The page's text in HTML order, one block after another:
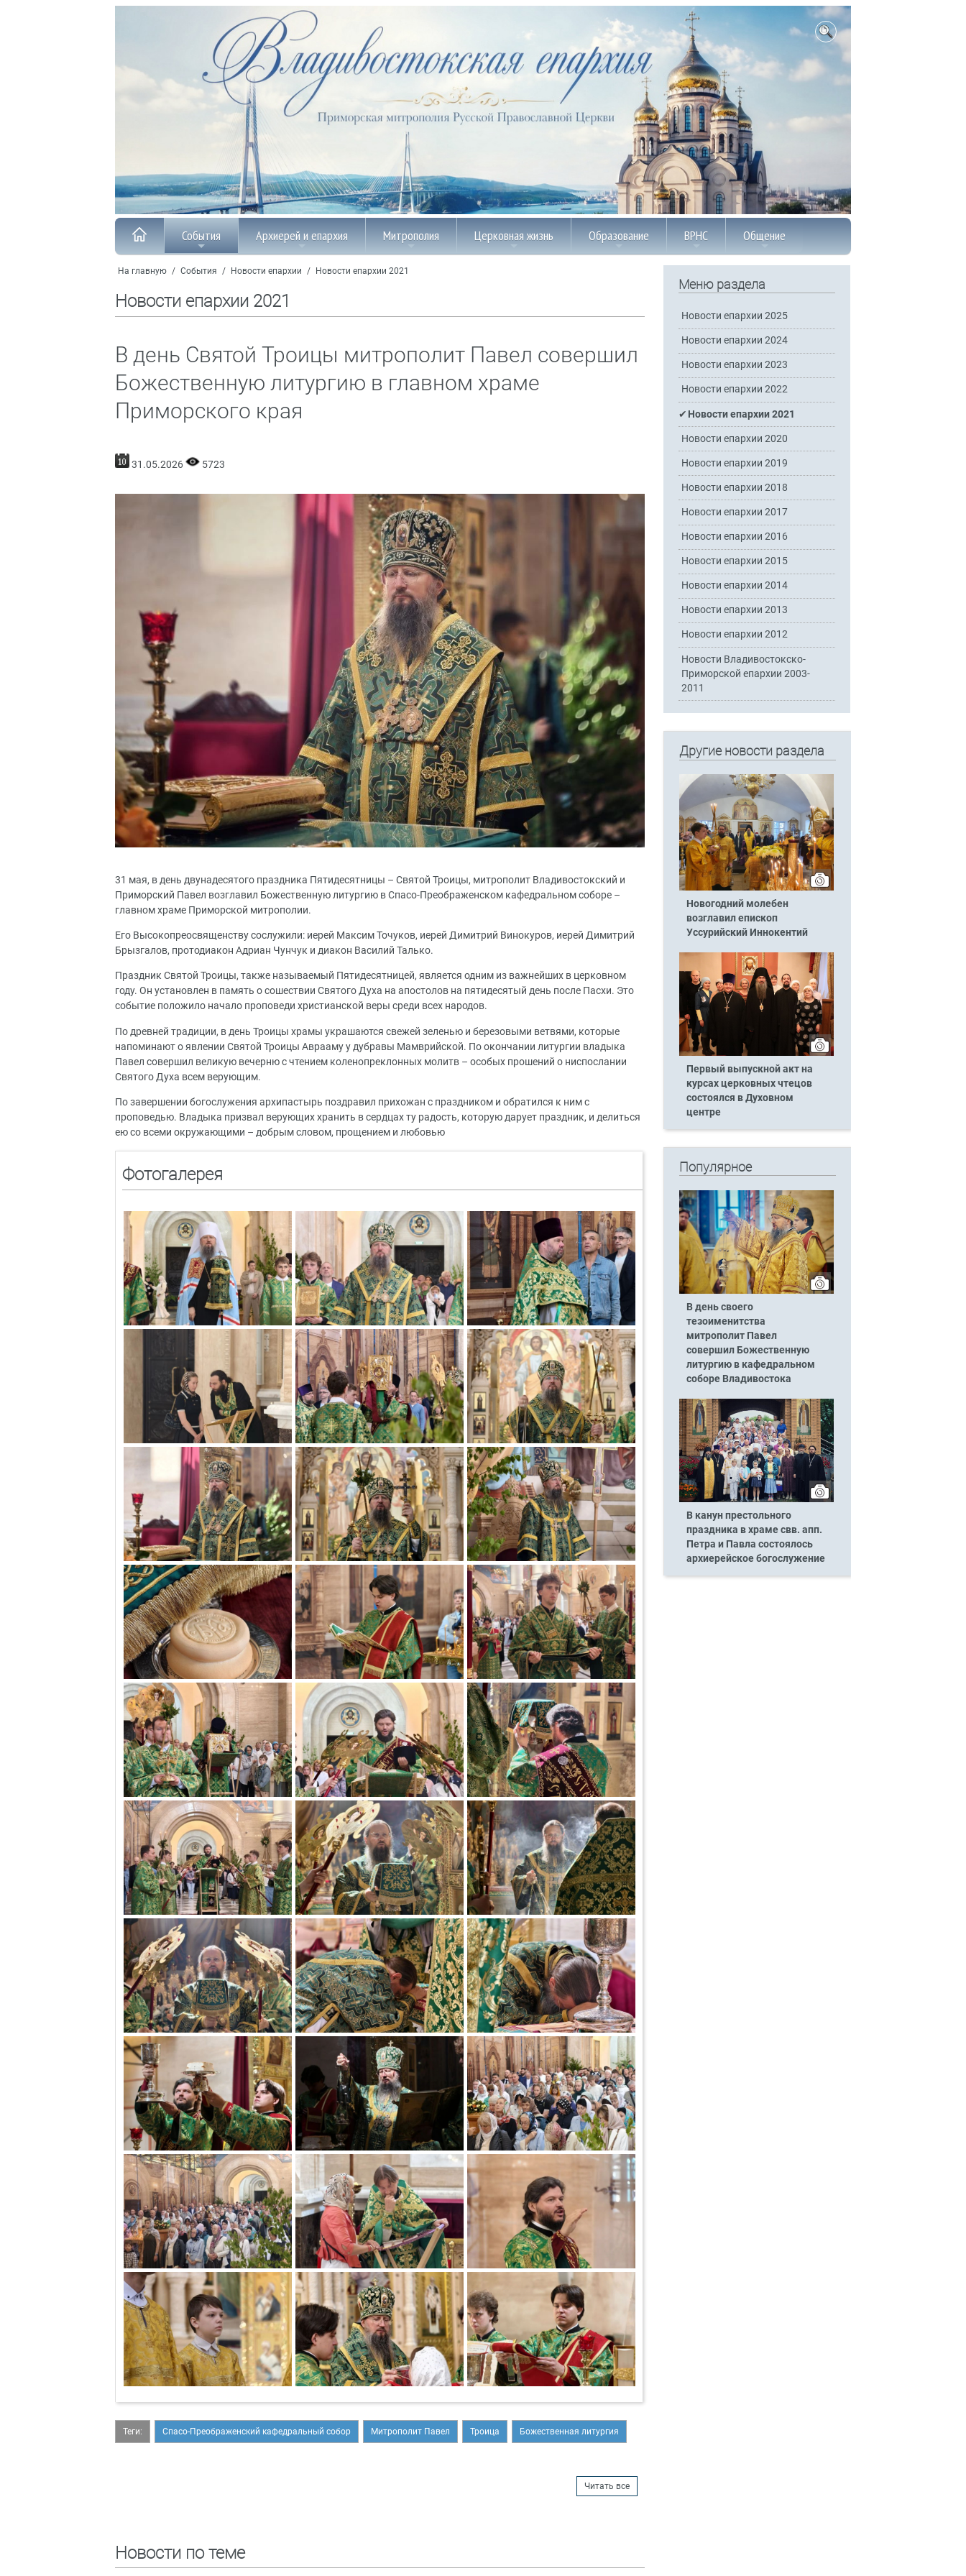
События Архиерей и епархия Митрополия Церковная жизнь Образование ВРНС Общение
На главную / События / Новости епархии / Новости епархии 2021
Новости епархии 2021
В день Святой Троицы митрополит Павел совершил
Божественную литургию в главном храме
Приморского края
31.05.2026 5723
31 мая, в день двунадесятого праздника Пятидесятницы – Святой Троицы, митрополит Владивостокский и
Приморский Павел возглавил Божественную литургию в Спасо-Преображенском кафедральном соборе –
главном храме Приморской митрополии.
Его Высокопреосвященству сослужили: иерей Максим Точуков, иерей Димитрий Винокуров, иерей Димитрий
Брызгалов, протодиакон Адриан Чунчук и диакон Василий Талько.
Праздник Святой Троицы, также называемый Пятидесятницей, является одним из важнейших в церковном
году. Он установлен в память о сошествии Святого Духа на апостолов на пятидесятый день после Пасхи. Это
событие положило начало проповеди христианской веры среди всех народов.
По древней традиции, в день Троицы храмы украшаются свежей зеленью и березовыми ветвями, которые
напоминают о явлении Святой Троицы Аврааму у дубравы Мамврийской. По окончании литургии владыка
Павел совершил великую вечерню с чтением коленопреклонных молитв – особых прошений о ниспослании
Святого Духа всем верующим.
По завершении богослужения архипастырь поздравил прихожан с праздником и обратился к ним с
проповедью. Владыка призвал верующих хранить в сердцах ту радость, которую дарует праздник, и делиться
ею со всеми окружающими – добрым словом, прощением и любовью
Фотогалерея
Теги: Спасо-Преображенский кафедральный собор Митрополит Павел Троица Божественная литургия
Читать все
Новости по теме
Меню раздела
Новости епархии 2025
Новости епархии 2024
Новости епархии 2023
Новости епархии 2022
Новости епархии 2021
Новости епархии 2020
Новости епархии 2019
Новости епархии 2018
Новости епархии 2017
Новости епархии 2016
Новости епархии 2015
Новости епархии 2014
Новости епархии 2013
Новости епархии 2012
Новости Владивостокско-
Приморской епархии 2003-
2011
Другие новости раздела
Новогодний молебен
возглавил епископ
Уссурийский Иннокентий
Первый выпускной акт на
курсах церковных чтецов
состоялся в Духовном
центре
Популярное
В день своего
тезоименитства
митрополит Павел
совершил Божественную
литургию в кафедральном
соборе Владивостока
В канун престольного
праздника в храме свв. апп.
Петра и Павла состоялось
архиерейское богослужение